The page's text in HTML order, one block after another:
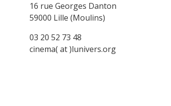
16 rue Georges Danton
59000 Lille (Moulins)
03 20 52 73 48
cinema( at )lunivers.org